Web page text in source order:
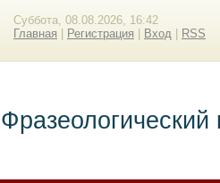
Суббота, 08.08.2026, 16:42
Главная
Регистрация Вход RSS
Фразеологический